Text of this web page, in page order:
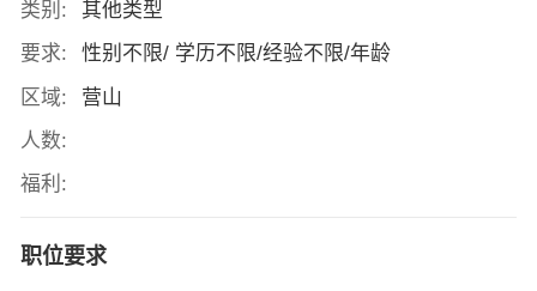
类别:
其他类型
要求:
性别不限/ 学历不限/经验不限/年龄
区域:
营山
人数:
福利:
职位要求